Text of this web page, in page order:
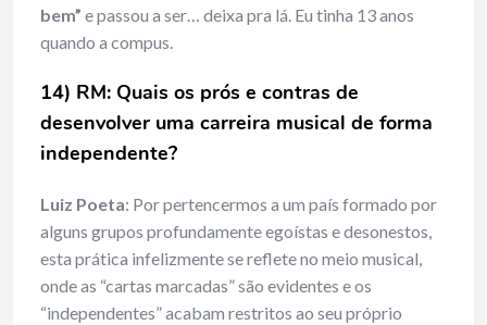
bem” e passou a ser… deixa pra lá. Eu tinha 13 anos
quando a compus.
14) RM: Quais os prós e contras de
desenvolver uma carreira musical de forma
independente?
Luiz Poeta: Por pertencermos a um país formado por
alguns grupos profundamente egoístas e desonestos,
esta prática infelizmente se reflete no meio musical,
onde as “cartas marcadas” são evidentes e os
“independentes” acabam restritos ao seu próprio